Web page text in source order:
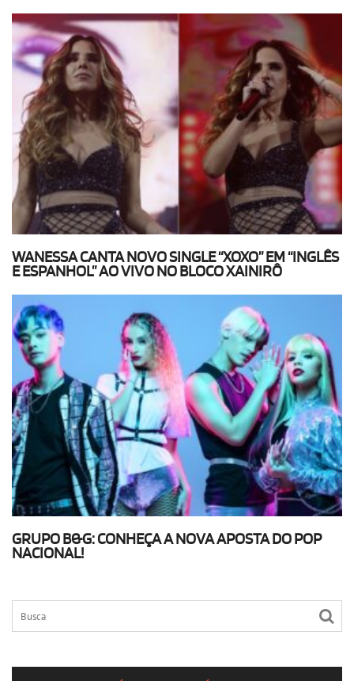
WANESSA CANTA NOVO SINGLE “XOXO” EM “INGLÊS
E ESPANHOL” AO VIVO NO BLOCO XAINIRÔ
GRUPO B&G: CONHEÇA A NOVA APOSTA DO POP
NACIONAL!